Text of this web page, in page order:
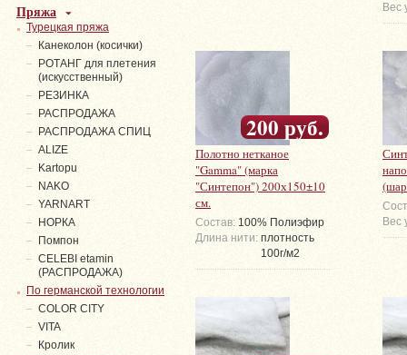
Вес
Полотно нетканое
"Gamma" (марка
"Синтепон") 200х150±10
см.
200 руб.
Состав: 100% Полиэфир
Длина нити: плотность
100г/м2
Вес
Пряжа
Турецкая пряжа
Канеколон (косички)
РОТАНГ для плетения
(искусственный)
PЕЗИНКА
РАСПРОДАЖА
РАСПРОДАЖА СПИЦ
ALIZE
Kartopu
NAKO
YARNART
НОРКА
Помпон
СELEBI etamin
(РАСПРОДАЖА)
По германской технологии
COLOR CITY
VITA
Кролик